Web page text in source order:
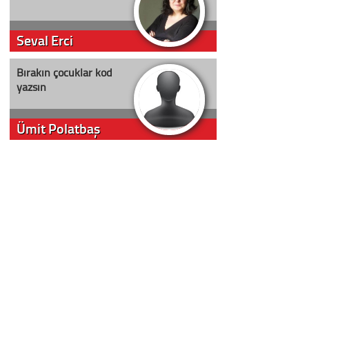
Seval Erci
Bırakın çocuklar kod
yazsın
Ümit Polatbaş